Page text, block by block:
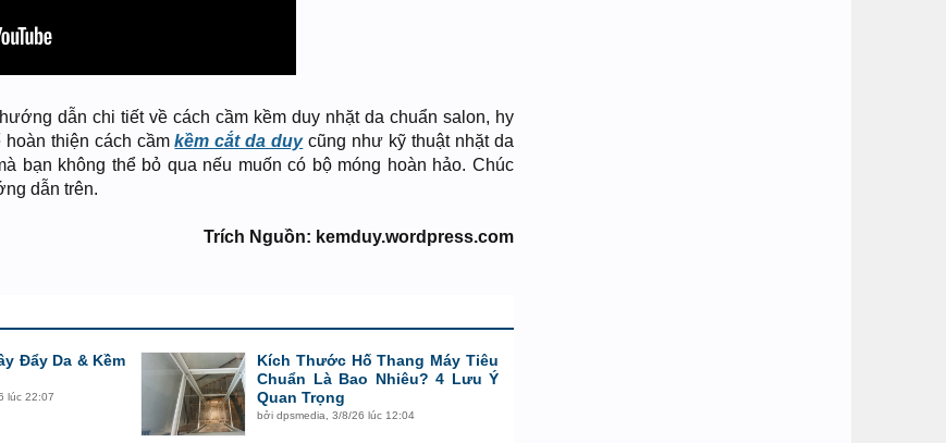
dẫn chi tiết về cách cầm kềm duy nhặt da chuẩn salon, hy
hoàn thiện cách cầmkềm cắt da duycũng như kỹ thuật nhặt da
bạn không thể bỏ qua nếu muốn có bộ móng hoàn hảo. Chúc
dẫn trên.
Trích Nguồn: kemduy.wordpress.com
Đẩy Da & Kềm
lúc 22:07
Kích Thước Hố Thang Máy Tiêu
Chuẩn Là Bao Nhiêu? 4 Lưu Ý
Quan Trọng
bởi dpsmedia 3/8/26 lúc 12:04